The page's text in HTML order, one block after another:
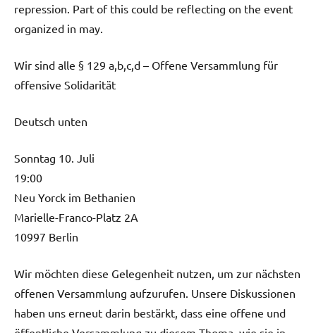
repression. Part of this could be reflecting on the event
organized in may.
Wir sind alle § 129 a,b,c,d – Offene Versammlung für
offensive Solidarität
Deutsch unten
Sonntag 10. Juli
19:00
Neu Yorck im Bethanien
Marielle-Franco-Platz 2A
10997 Berlin
Wir möchten diese Gelegenheit nutzen, um zur nächsten
offenen Versammlung aufzurufen. Unsere Diskussionen
haben uns erneut darin bestärkt, dass eine offene und